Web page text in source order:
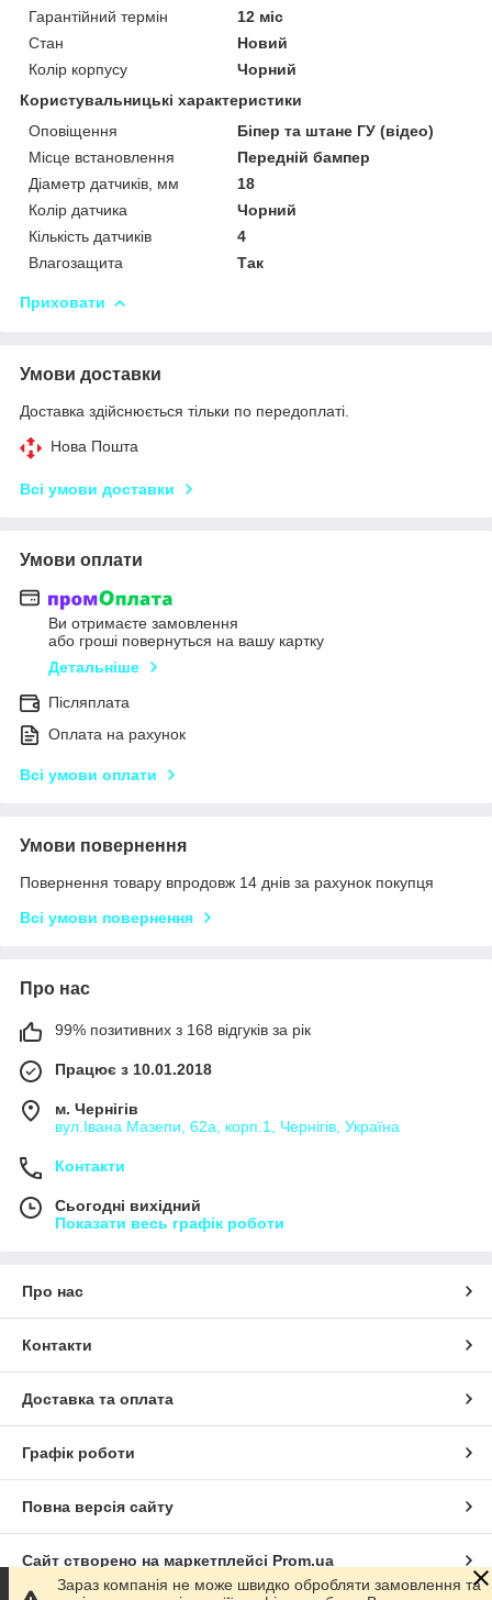
Гарантійний термін
12 міс
Стан
Новий
Колір корпусу
Чорний
Користувальницькі характеристики
Оповіщення
Біпер та штане ГУ (відео)
Місце встановлення
Передній бампер
Діаметр датчиків, мм
18
Колір датчика
Чорний
Кількість датчиків
4
Влагозащита
Так
Приховати
Умови доставки
Доставка здійснюється тільки по передоплаті.
Нова Пошта
Всі умови доставки
Умови оплати
Ви отримаєте замовлення
або гроші повернуться на вашу картку
Детальніше
Післяплата
Оплата на рахунок
Всі умови оплати
Умови повернення
Повернення товару впродовж 14 днів за рахунок покупця
Всі умови повернення
Про нас
99% позитивних з 168 відгуків за рік
Працює з 10.01.2018
м. Чернігів
вул.Івана Мазепи, 62а, корп.1, Чернігів, Україна
Контакти
Сьогодні вихідний
Показати весь графік роботи
Про нас
Контакти
Доставка та оплата
Графік роботи
Повна версія сайту
Сайт створено на маркетплейсі Prom.ua
Зараз компанія не може швидко обробляти замовлення та